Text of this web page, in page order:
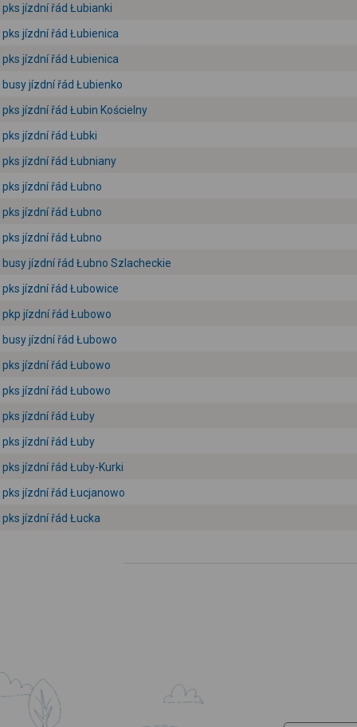
pks jízdní řád Łubianki
pks jízdní řád Łubienica
pks jízdní řád Łubienica
busy jízdní řád Łubienko
pks jízdní řád Łubin Kościelny
pks jízdní řád Łubki
pks jízdní řád Łubniany
pks jízdní řád Łubno
pks jízdní řád Łubno
pks jízdní řád Łubno
busy jízdní řád Łubno Szlacheckie
pks jízdní řád Łubowice
pkp jízdní řád Łubowo
busy jízdní řád Łubowo
pks jízdní řád Łubowo
pks jízdní řád Łubowo
pks jízdní řád Łuby
pks jízdní řád Łuby
pks jízdní řád Łuby-Kurki
pks jízdní řád Łucjanowo
pks jízdní řád Łucka